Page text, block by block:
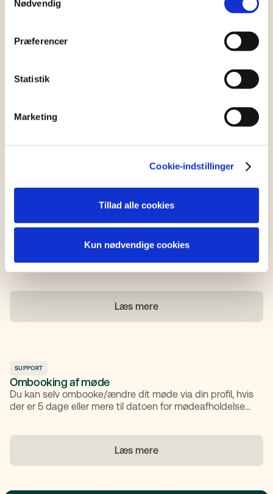
Nødvendig
Præferencer
Statistik
Marketing
Cookie-indstillinger
Tillad alle cookies
Kun nødvendige cookies
TestaViva?
Ret oplysninger i din fremtidsfuldmagt - Trin for trin-
Har du brug for at opdatere oplysninger i din
fremtidsfuldmagt? Denne guide viser dig, hvordan du
hurtigt og nemt får det gjort. Følg trinene herunder.
Læs mere
SUPPORT
Ombooking af møde
Du kan selv ombooke/ændre dit møde via din profil, hvis
der er 5 dage eller mere til datoen for mødeafholdelsen.
Læs mere